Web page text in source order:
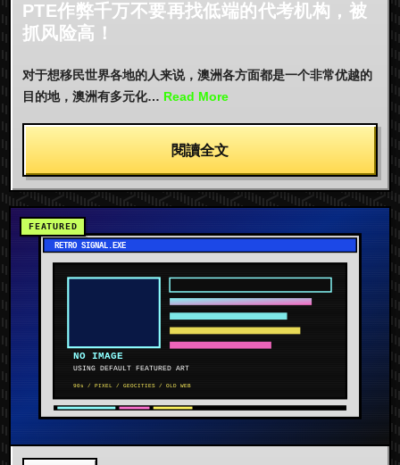
PTE作弊千万不要再找低端的代考机构，被
抓风险高！
对于想移民世界各地的人来说，澳洲各方面都是一个非常优越的
目的地，澳洲有多元化… Read More
閱讀全文